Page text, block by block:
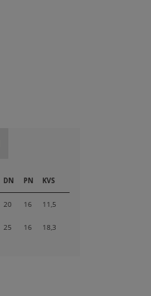
DN PN KVS
20 16 11,5
25 16 18,3